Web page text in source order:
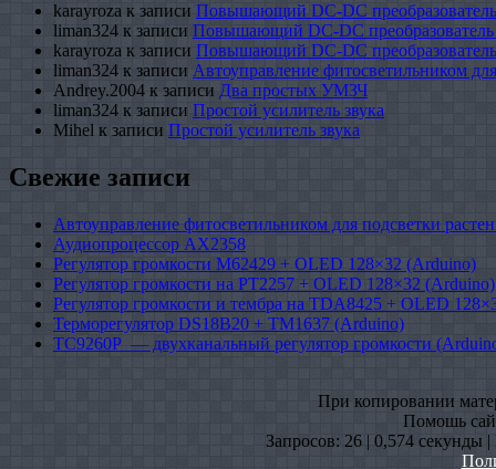
karayroza к записи Повышающий DC-DC
liman324 к записи Повышающий DC-DC
karayroza к записи Повышающий DC-DC
liman324 к записи Автоуправление фитосветильником
Andrey.2004 к записи Два простых УМЗЧ
liman324 к записи Простой усилитель звука
Mihel к записи Простой усилитель звука
Свежие записи
Автоуправление фитосветильником для подсветки
Аудиопроцессор AX2358
Регулятор громкости M62429 + OLED 128×32 (Arduino)
Регулятор громкости на PT2257 + OLED 128×32 (Arduino)
Регулятор громкости и тембра на TDA8425 + OLED
Терморегулятор DS18B20 + TM1637 (Arduino)
TC9260P — двухканальный регулятор громкости
При копировании
Помошь
Запросов: 26 | 0,574 секунды